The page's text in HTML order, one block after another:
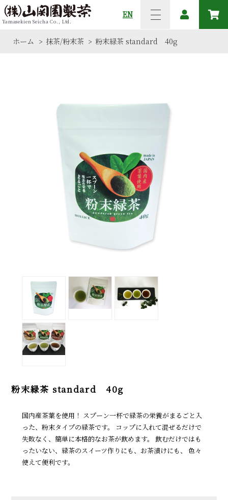
Yamasekien Seicha Co., Ltd.
EN
ホーム > 抹茶/粉末茶 > 粉末緑茶 standard 40g
粉末緑茶 standard 40g
国内産茶葉を使用！ スプーン一杯で緑茶の栄養がまるごと入
った、粉末タイプの緑茶です。 コップに入れて混ぜるだけで
失敗なく、簡単に本格的なお茶が飲めます。 飲むだけではも
ったいない、緑茶のスイーツ作りにも、お茶漬けにも、 色々
使えて便利です。